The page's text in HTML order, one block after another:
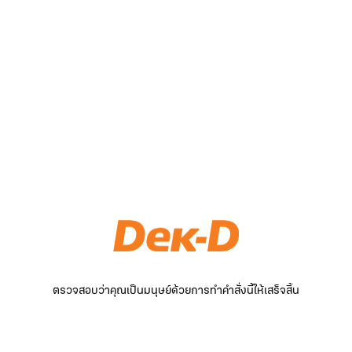
ตรวจสอบว่าคุณเป็นมนุษย์ด้วยการทำคำสั่งนี้ให้เสร็จสิ้น